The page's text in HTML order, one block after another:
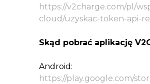
https://v2charge.com/pl/
cloud/uzyskac-token-api-
Skąd pobrać aplikację
Android:
https://play.google.com/